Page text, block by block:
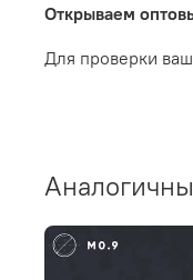
Открываем
Для проверки